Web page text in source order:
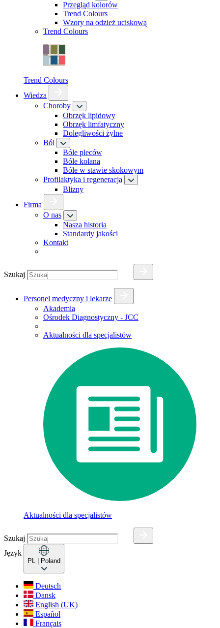
Przegląd kolorów
Trend Colours
Wzory na odzież uciskową
Trend Colours
Trend Colours
Wiedza
Choroby
Obrzęk lipidowy
Obrzęk limfatyczny
Dolegliwości żylne
Ból
Bóle pleców
Bóle kolana
Bóle w stawie skokowym
Profilaktyka i regeneracja
Blizny
Firma
O nas
Nasza historia
Standardy jakości
Kontakt
Szukaj
Personel medyczny i lekarze
Akademia
Ośrodek Diagnostyczny - JCC
Aktualności dla specjalistów
Aktualności dla specjalistów
Szukaj
Język
PL | Poland
Deutsch
Dansk
English (UK)
Español
Français